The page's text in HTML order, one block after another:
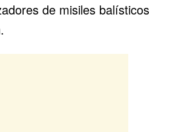
de misiles balísticos
.